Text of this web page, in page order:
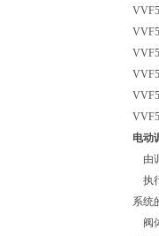
电动
由
执
系统
阀